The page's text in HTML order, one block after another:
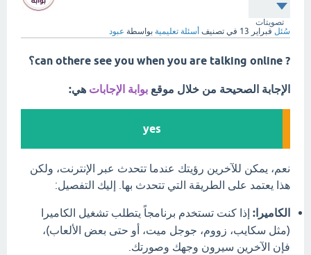
تصويتات
سُئل فبراير 13 في تصنيف أسئلة تعليمية بواسطة عبود
? can othere see you when you are talking online؟
الإجابة الصحيحة من خلال موقع بوابة الإجابات هي:
yes
نعم، يمكن للآخرين رؤيتك عندما تتحدث عبر الإنترنت، ولكن
هذا يعتمد على الطريقة التي تتحدث بها. إليك التفصيل:
الكاميرا: إذا كنت تستخدم برنامجاً يتطلب تشغيل الكاميرا
(مثل سكايب، زووم، جوجل ميت، أو حتى بعض الألعاب)،
فإن الآخرين سيرون وجهك وصورتك.